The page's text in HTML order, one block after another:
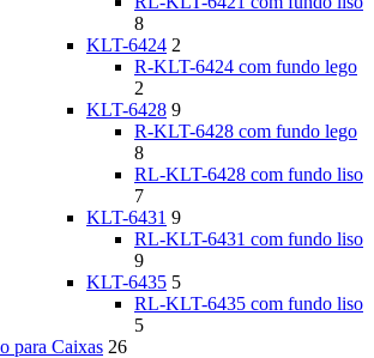
8
KLT-6424 2
R-KLT-6424 com fundo lego
2
KLT-6428 9
R-KLT-6428 com fundo lego
8
RL-KLT-6428 com fundo liso
7
KLT-6431 9
RL-KLT-6431 com fundo liso
9
KLT-6435 5
RL-KLT-6435 com fundo liso
5
para Caixas 26